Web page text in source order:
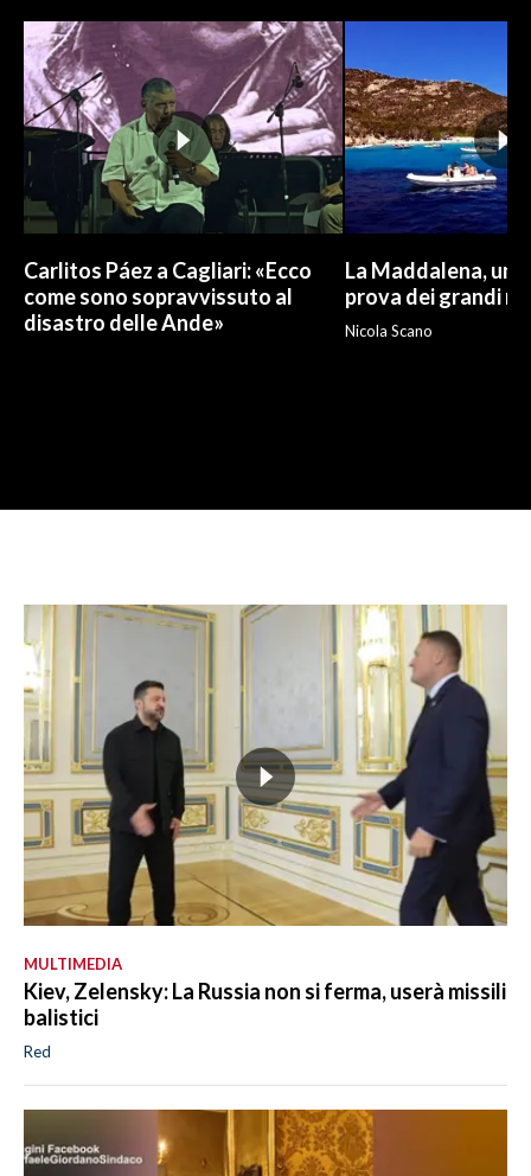
Carlitos Páez a Cagliari: «Ecco
come sono sopravvissuto al
disastro delle Ande»
La Maddalena, un
prova dei grandi
Nicola Scano
MULTIMEDIA
Kiev, Zelensky: La Russia non si ferma, userà missili
balistici
Red